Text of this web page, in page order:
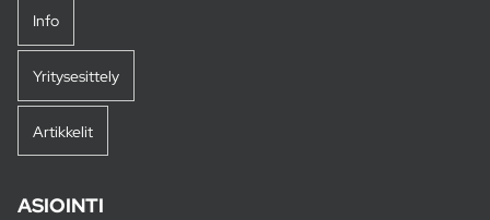
Info
Yritysesittely
Artikkelit
ASIOINTI